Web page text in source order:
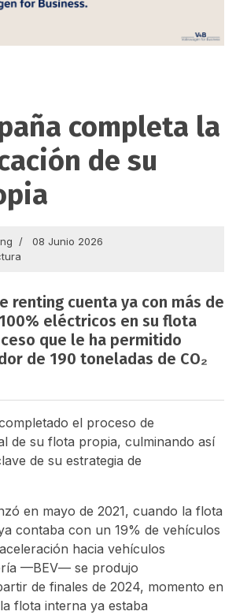
completa la
de su
08 Junio 2026
renting cuenta ya con más de
eléctricos en su flota
que le ha permitido
de 190 toneladas de CO₂
el proceso de
de su flota propia, culminando así
de su estrategia de
en mayo de 2021, cuando la flota
contaba con un 19% de vehículos
hacia vehículos
—BEV— se produjo
de finales de 2024, momento en
flota interna ya estaba